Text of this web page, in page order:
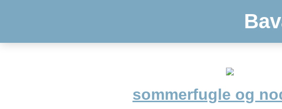
sommerfugle og